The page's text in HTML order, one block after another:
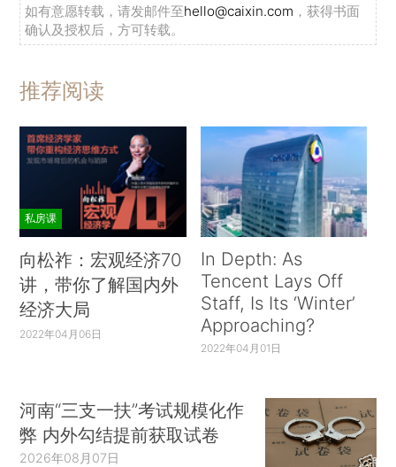
如有意愿转载，请发邮件至hello@caixin.com ，获得书面
确认及授权后，方可转载。
推荐阅读
私房课
向松祚：宏观经济70
讲，带你了解国内外
经济大局
2022年04月06日
In Depth: As
Tencent Lays Off
Staff, Is Its ‘Winter’
Approaching?
2022年04月01日
河南“三支一扶”考试规模化作
弊 内外勾结提前获取试卷
2026年08月07日